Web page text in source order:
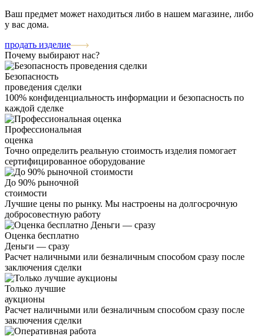
Ваш предмет может находиться либо в нашем магазине, либо
у вас дома.
продать изделие
Почему выбирают нас?
Безопасность
проведения сделки
100% конфиденциальность информации и безопасность по
каждой сделке
Профессиональная
оценка
Точно определить реальную стоимость изделия помогает
сертифицированное оборудование
До 90% рыночной
стоимости
Лучшие цены по рынку. Мы настроены на долгосрочную
добросовестную работу
Оценка бесплатно
Деньги — сразу
Расчет наличными или безналичным способом сразу после
заключения сделки
Только лучшие
аукционы
Расчет наличными или безналичным способом сразу после
заключения сделки